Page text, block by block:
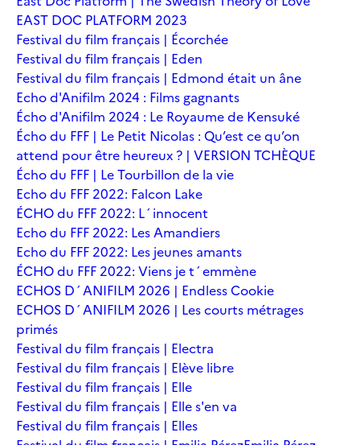
EAST DOC PLATFORM 2023
Festival du film français | Écorchée
Festival du film français | Eden
Festival du film français | Edmond était un âne
Echo d'Anifilm 2024 : Films gagnants
Écho d'Anifilm 2024 : Le Royaume de Kensuké
Écho du FFF | Le Petit Nicolas : Qu’est ce qu’on
attend pour être heureux ? | VERSION TCHÈQUE
Écho du FFF | Le Tourbillon de la vie
Echo du FFF 2022: Falcon Lake
ÉCHO du FFF 2022: L´innocent
Echo du FFF 2022: Les Amandiers
Echo du FFF 2022: Les jeunes amants
ÉCHO du FFF 2022: Viens je t´emmène
ECHOS D´ANIFILM 2026 | Endless Cookie
ECHOS D´ANIFILM 2026 | Les courts métrages
primés
Festival du film français | Electra
Festival du film français | Elève libre
Festival du film français | Elle
Festival du film français | Elle s'en va
Festival du film français | Elles